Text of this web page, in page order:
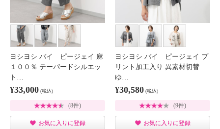
ヨシヨシ バイ ピージェイ 麻
１００％ テーパードシルエッ
ト…
¥33,000 (税込)
(8件)
お気に入りに登録
ヨシヨシ バイ ピージェイ プ
リント加工入り 異素材切替
ゆ…
¥30,580 (税込)
(9件)
お気に入りに登録